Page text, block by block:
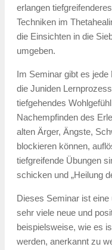
erlangen
Techniken im
die Einsichten in die
umgeben.
Im Seminar gibt es
die Juniden
tiefgehendes
Nachempfinden des
alten Ärger, Ängste,
blockieren können,
tiefgreifende Übungen
schicken und „Heilung
Dieses Seminar ist
sehr viele neue und
beispielsweise, wie es
werden, anerkannt zu